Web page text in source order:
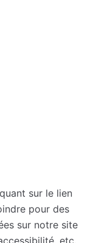
sur le lien
pour des
sur notre site
etc.